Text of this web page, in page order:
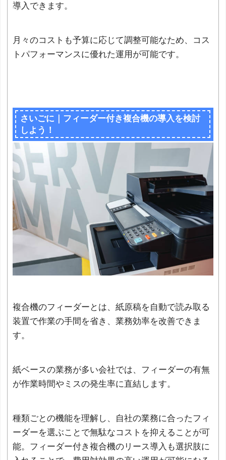
導入できます。
月々のコストも予算に応じて調整可能なため、コス
トパフォーマンスに優れた運用が可能です。
さいごに｜フィーダー付き複合機の導入を検討
しよう！
複合機のフィーダーとは、紙原稿を自動で読み取る
装置で作業の手間を省き、業務効率を改善できま
す。
紙ベースの業務が多い会社では、フィーダーの有無
が作業時間やミスの発生率に直結します。
種類ごとの機能を理解し、自社の業務に合ったフィ
ーダーを選ぶことで無駄なコストを抑えることが可
能。フィーダー付き複合機のリース導入も選択肢に